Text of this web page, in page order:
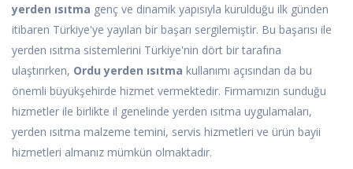
yerden ısıtma genç ve dinamik yapısıyla kurulduğu ilk günden
itibaren Türkiye'ye yayılan bir başarı sergilemiştir. Bu başarısı ile
yerden ısıtma sistemlerini Türkiye'nin dört bir tarafına
ulaştırırken, Ordu yerden ısıtma kullanımı açısından da bu
önemli büyükşehirde hizmet vermektedir. Firmamızın sunduğu
hizmetler ile birlikte il genelinde yerden ısıtma uygulamaları,
yerden ısıtma malzeme temini, servis hizmetleri ve ürün bayii
hizmetleri almanız mümkün olmaktadır.